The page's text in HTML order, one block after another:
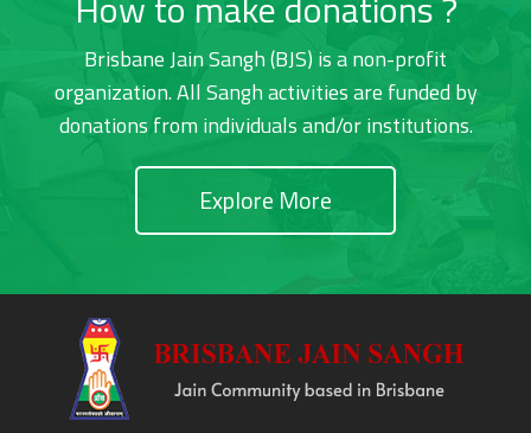
Brisbane Jain Sangh (BJS) is a non-profit
organization. All Sangh activities are funded by
donations from individuals and/or institutions.
Explore More
Footer